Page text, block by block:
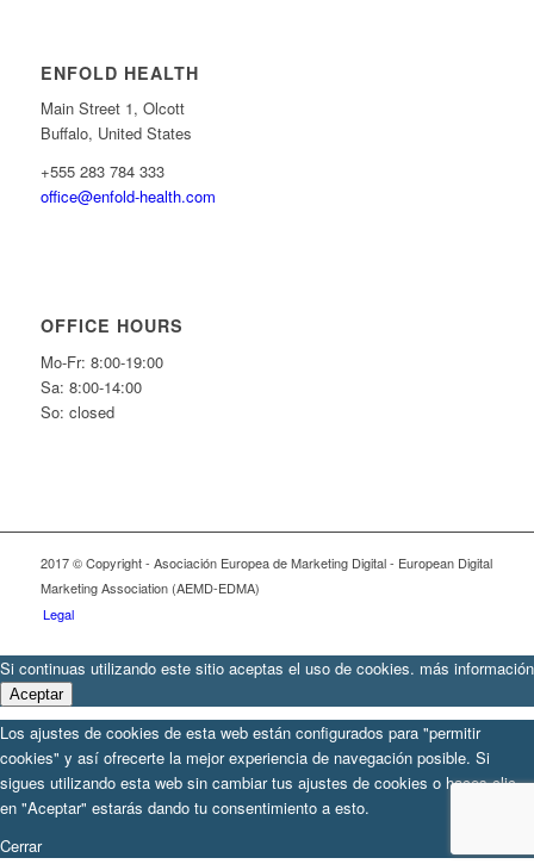
ENFOLD HEALTH
Main Street 1, Olcott
Buffalo, United States
+555 283 784 333
office@enfold-health.com
OFFICE HOURS
Mo-Fr: 8:00-19:00
Sa: 8:00-14:00
So: closed
2017 © Copyright - Asociación Europea de Marketing Digital - European Digital
Marketing Association (AEMD-EDMA)
Legal
Si continuas utilizando este sitio aceptas el uso de cookies. más información
Aceptar
Los ajustes de cookies de esta web están configurados para "permitir
cookies" y así ofrecerte la mejor experiencia de navegación posible. Si
sigues utilizando esta web sin cambiar tus ajustes de cookies o haces clic
en "Aceptar" estarás dando tu consentimiento a esto.
Cerrar